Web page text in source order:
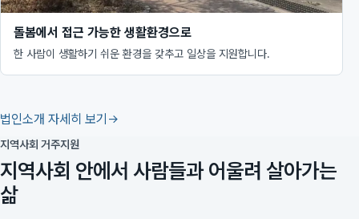
돌봄에서 접근 가능한 생활환경으로
한 사람이 생활하기 쉬운 환경을 갖추고 일상을 지원합니다.
법인소개 자세히 보기
지역사회 거주지원
지역사회 안에서 사람들과 어울려 살아가는
삶